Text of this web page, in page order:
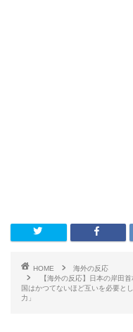
HOME
海外の反応
【海外の反応】日本の岸田
国はかつてないほど互いを必要と
力」